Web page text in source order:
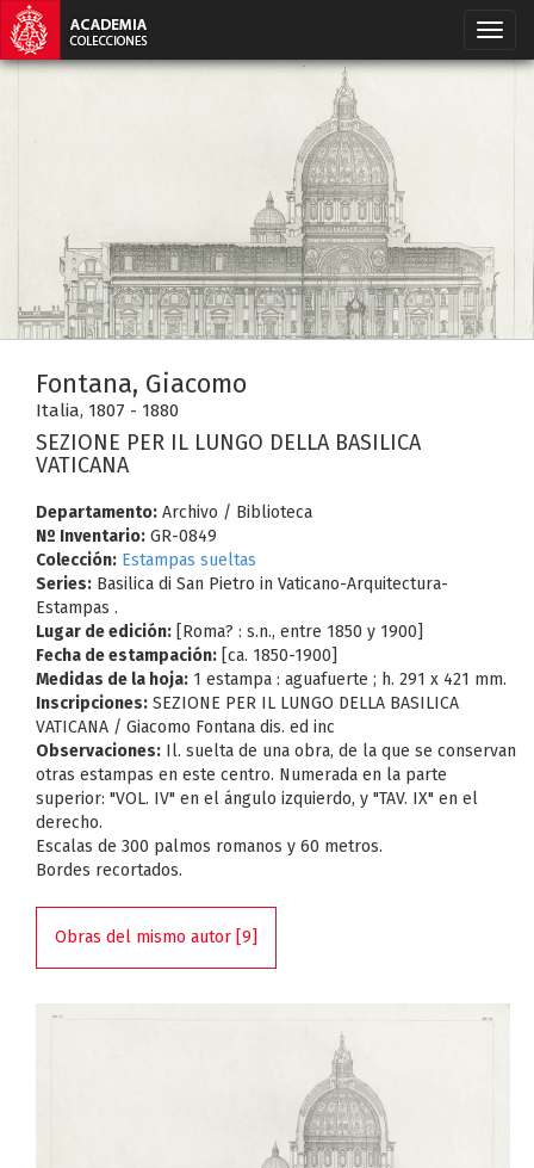
Fontana, Giacomo
Italia, 1807 - 1880
SEZIONE PER IL LUNGO DELLA BASILICA
VATICANA
Departamento: Archivo / Biblioteca
Nº Inventario: GR-0849
Colección: Estampas sueltas
Series: Basilica di San Pietro in Vaticano-Arquitectura-
Estampas .
Lugar de edición: [Roma? : s.n., entre 1850 y 1900]
Fecha de estampación: [ca. 1850-1900]
Medidas de la hoja: 1 estampa : aguafuerte ; h. 291 x 421 mm.
Inscripciones: SEZIONE PER IL LUNGO DELLA BASILICA
VATICANA / Giacomo Fontana dis. ed inc
Observaciones: Il. suelta de una obra, de la que se conservan
otras estampas en este centro. Numerada en la parte
superior: "VOL. IV" en el ángulo izquierdo, y "TAV. IX" en el
derecho.
Escalas de 300 palmos romanos y 60 metros.
Bordes recortados.
Obras del mismo autor [9]